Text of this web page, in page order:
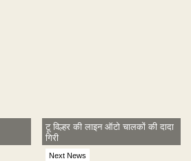
Next News
टू विल्हर की लाइन ऑटो चालकों की दादा
गिरी